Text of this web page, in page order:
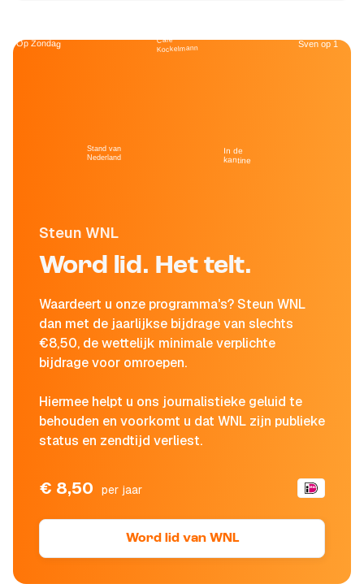
Steun WNL
Word lid. Het telt.
Waardeert u onze programma's? Steun WNL
dan met de jaarlijkse bijdrage van slechts
€8,50, de wettelijk minimale verplichte
bijdrage voor omroepen.
Hiermee helpt u ons journalistieke geluid te
behouden en voorkomt u dat WNL zijn publieke
status en zendtijd verliest.
€ 8,50 per jaar
Word lid van WNL
Op Zondag
Stand van
Nederland
Café
Kockelmann
In de
kantine
Sven op 1